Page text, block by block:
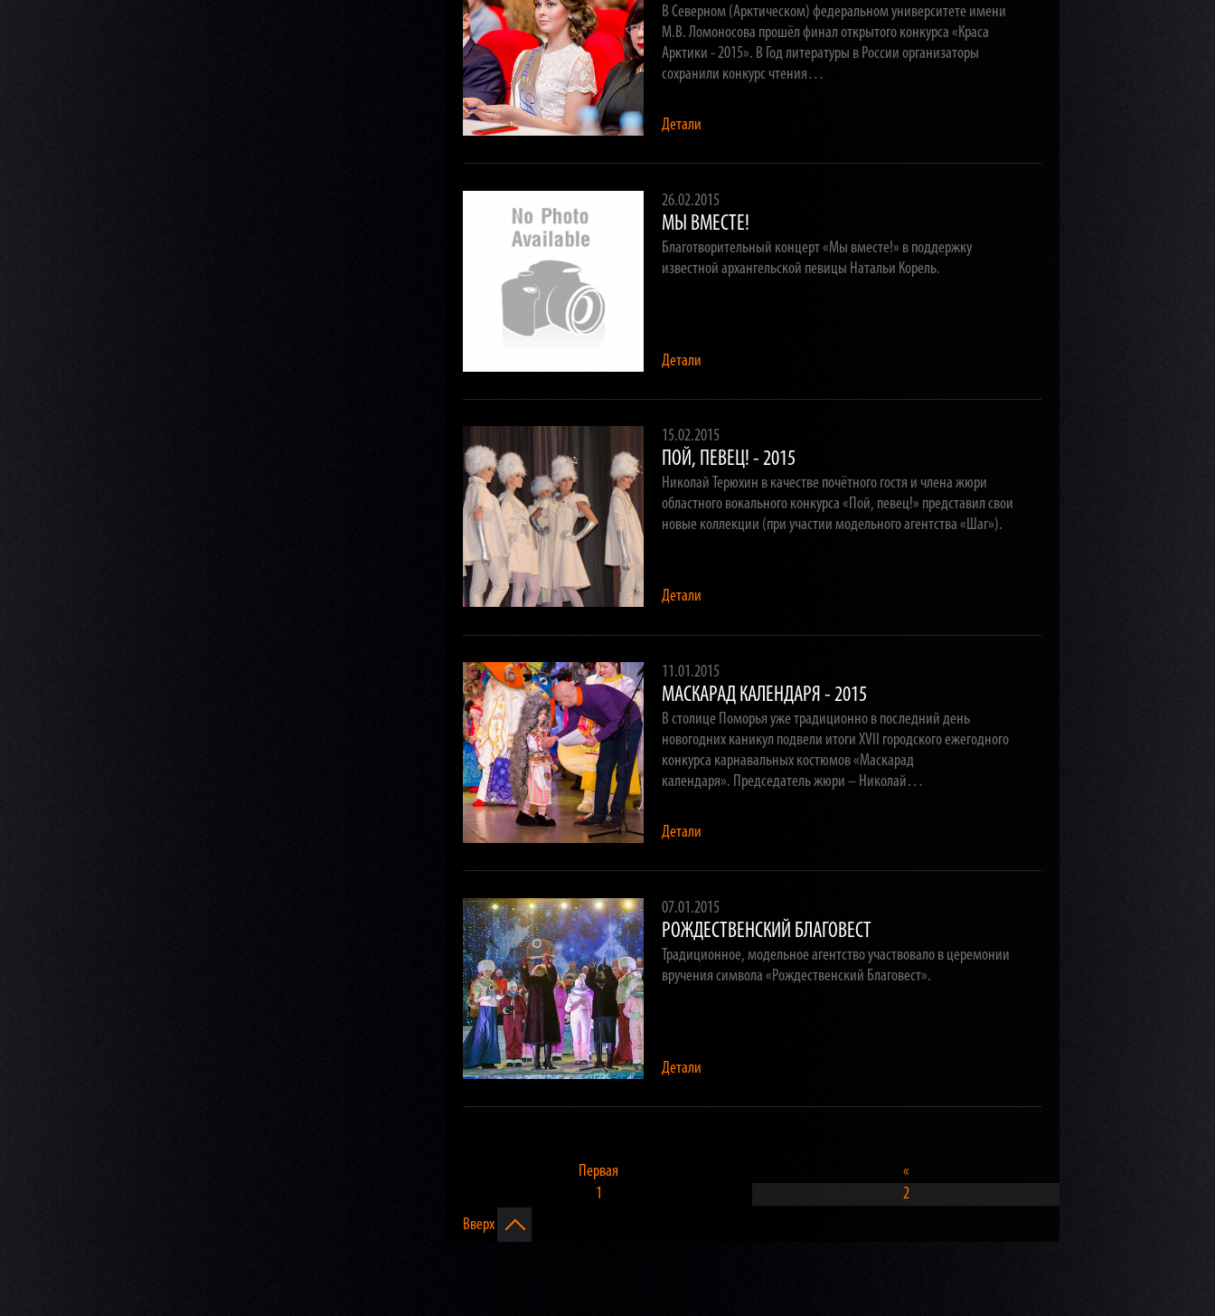
В Северном (Арктическом) федеральном университете имени
М.В. Ломоносова прошёл финал открытого конкурса «Краса
Арктики - 2015». В Год литературы в России организаторы
сохранили конкурс чтения…
Детали
26.02.2015
МЫ ВМЕСТЕ!
Благотворительный концерт «Мы вместе!» в поддержку
известной архангельской певицы Натальи Корель.
Детали
15.02.2015
ПОЙ, ПЕВЕЦ! - 2015
Николай Терюхин в качестве почётного гостя и члена жюри
областного вокального конкурса «Пой, певец!» представил свои
новые коллекции (при участии модельного агентства «Шаг»).
Детали
11.01.2015
МАСКАРАД КАЛЕНДАРЯ - 2015
В столице Поморья уже традиционно в последний день
новогодних каникул подвели итоги XVII городского ежегодного
конкурса карнавальных костюмов «Маскарад
календаря». Председатель жюри – Николай…
Детали
07.01.2015
РОЖДЕСТВЕНСКИЙ БЛАГОВЕСТ
Традиционное, модельное агентство участвовало в церемонии
вручения символа «Рождественский Благовест».
Детали
Первая
«
1
2
Вверх